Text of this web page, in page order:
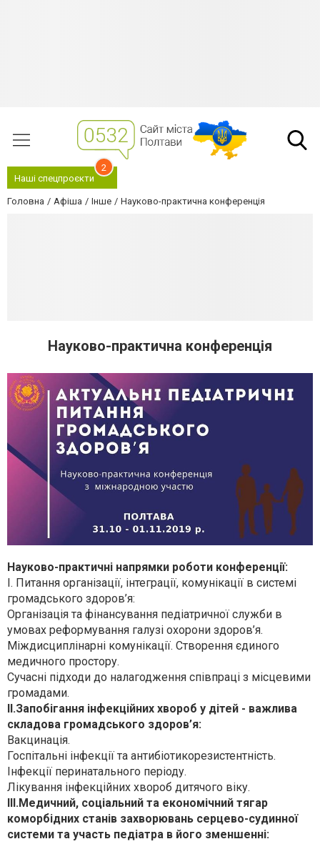
Наші спецпроєкти
2
Головна Афіша Інше Науково-практична конференція
Науково-практична конференція
Науково-практичні напрямки роботи конференції:
І. Питання організації, інтеграції, комунікації в системі
громадського здоров’я:
Організація та фінансування педіатричної служби в
умовах реформування галузі охорони здоров’я.
Міждисциплінарні комунікації. Створення єдиного
медичного простору.
Сучасні підходи до налагодження співпраці з місцевими
громадами.
ІІ.Запобігання інфекційних хвороб у дітей - важлива
складова громадського здоров’я:
Вакцинація.
Госпітальні інфекції та антибіотикорезистентність.
Інфекції перинатального періоду.
Лікування інфекційних хвороб дитячого віку.
ІІІ.Медичний, соціальний та економічний тягар
коморбідних станів захворювань серцево-судинної
системи та участь педіатра в його зменшенні: